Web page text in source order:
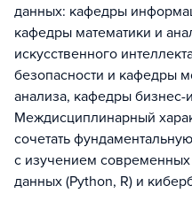
данных: кафедры
кафедры математики и
искусственного
безопасности и кафедры
анализа, кафедры бизнес-
Междисциплинарный
сочетать
с изучением
данных (Python, R) и